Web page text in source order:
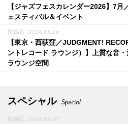
【ジャズフェスカレンダー2026】7月
ェスティバル＆イベント
投稿日 : 2026.06.26
【東京・西荻窪／JUDGMENT!
ントレコード ラウンジ）】上質な音
ラウンジ空間
スペシャル Special
投稿日 : 2026.06.27